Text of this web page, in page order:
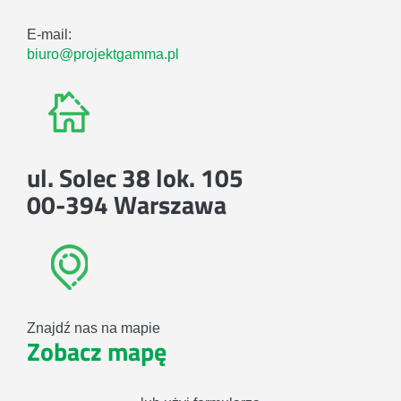
E-mail:
biuro@projektgamma.pl
ul. Solec 38 lok. 105
00-394 Warszawa
Znajdź nas na mapie
Zobacz mapę